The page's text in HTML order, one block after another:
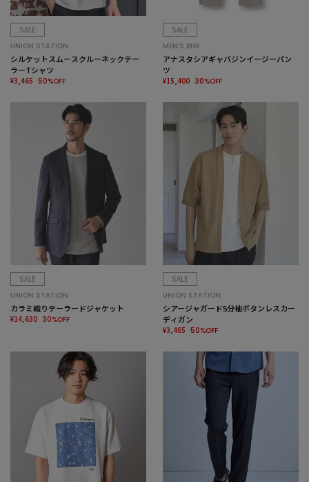
SALE
UNION STATION
シルケットスムースクルーネックテー
ラーTシャツ
¥3,465 50%OFF
SALE
MEN’S BIGI
アナスタシアギャバジンイージーパン
ツ
¥15,400 30%OFF
SALE
UNION STATION
カラミ織りテーラードジャケット
¥14,630 30%OFF
SALE
UNION STATION
シアージャガード5分袖ボタンレスカー
ディガン
¥3,465 50%OFF